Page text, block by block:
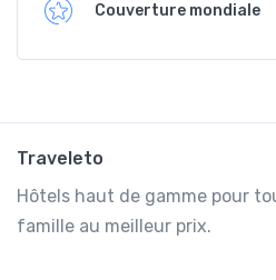
Couverture mondiale
Traveleto
Hôtels haut de gamme pour
famille au meilleur prix.